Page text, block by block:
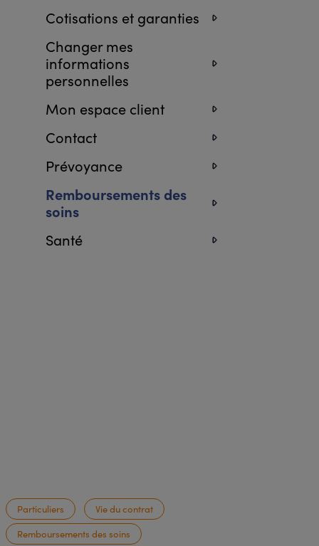
Cotisations et garanties
Changer mes
informations
personnelles
Mon espace client
Contact
Prévoyance
Remboursements des
soins
Santé
Particuliers
Vie du contrat
Remboursements des soins